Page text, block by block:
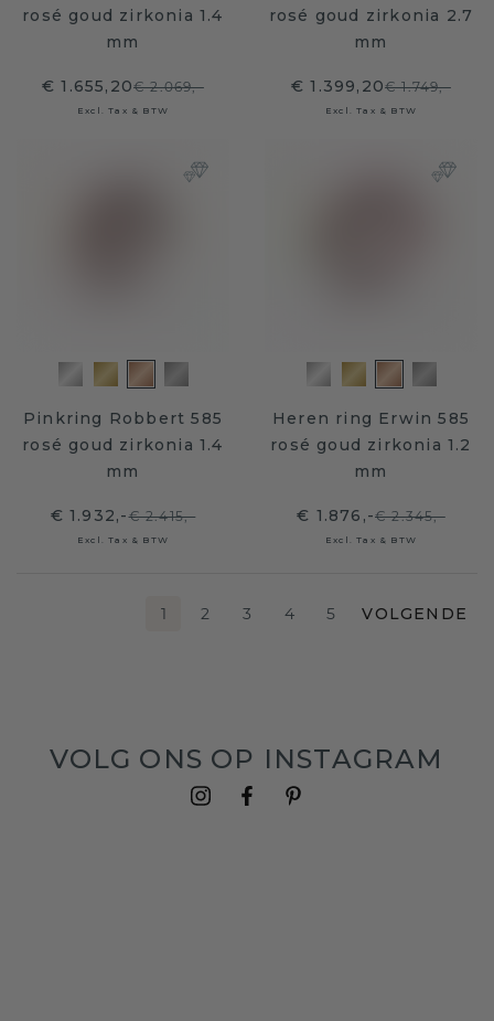
rosé goud zirkonia 1.4
mm
€ 1.655,20€ 2.069,-
Excl. Tax & BTW
rosé goud zirkonia 2.7
mm
€ 1.399,20€ 1.749,-
Excl. Tax & BTW
Pinkring Robbert 585
rosé goud zirkonia 1.4
mm
€ 1.932,-€ 2.415,-
Excl. Tax & BTW
Heren ring Erwin 585
rosé goud zirkonia 1.2
mm
€ 1.876,-€ 2.345,-
Excl. Tax & BTW
1 2 3 4 5 VOLGENDE
VOLG ONS OP INSTAGRAM